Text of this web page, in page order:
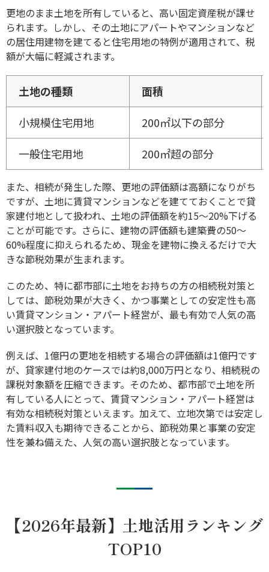
更地のまま土地を所有していると、高い固定資産税が課せ
られます。しかし、その土地にアパートやマンションなど
の居住用建物を建てると住宅用地の特例が適用されて、税
額が大幅に軽減されます。
土地の種類
面積
小規模住宅用地
200㎡以下の部分
一般住宅用地
200㎡超の部分
また、相続が発生した際、更地の評価額は高額になりがち
ですが、土地に賃貸マンションなどを建てておくことで貸
家建付地として扱われ、土地の評価額を約15～20%下げる
ことが可能です。さらに、建物の評価額も建築費の50〜
60%程度に抑えられるため、現金を建物に換えるだけで大
きな節税効果が生まれます。
このため、特に都市部に土地をお持ちの方の相続税対策と
しては、節税効果が大きく、かつ事業としての安定性も高
い賃貸マンション・アパート経営が、最も有効で人気の高
い選択肢となっています。
例えば、1億円の更地を相続する場合の評価額は1億円です
が、貸家建付地のケースでは約8,000万円となり、相続税の
課税対象額を圧縮できます。そのため、都市部で土地を所
有している人にとって、賃貸マンション・アパート経営は
有効な相続税対策といえます。加えて、立地次第では安定し
た賃料収入も期待できることから、節税効果と事業の安定
性を兼ね備えた、人気の高い選択肢となっています。
【2026年最新】土地活用ランキング
TOP10